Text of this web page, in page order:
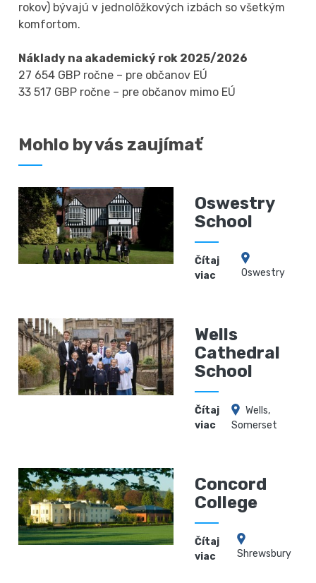
rokov) bývajú v jednolôžkových izbách so všetkým
komfortom.
Náklady na akademický rok 2025/2026
27 654 GBP ročne – pre občanov EÚ
33 517 GBP ročne – pre občanov mimo EÚ
Mohlo by vás zaujímať
Oswestry
School
Čítaj
viac
Oswestry
Wells
Cathedral
School
Čítaj
viac
Wells,
Somerset
Concord
College
Čítaj
viac
Shrewsbury